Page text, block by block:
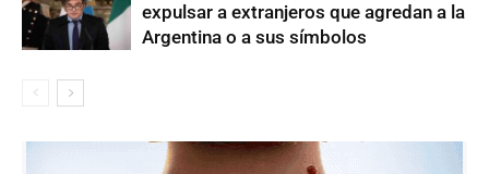
expulsar a extranjeros que agredan a la
Argentina o a sus símbolos